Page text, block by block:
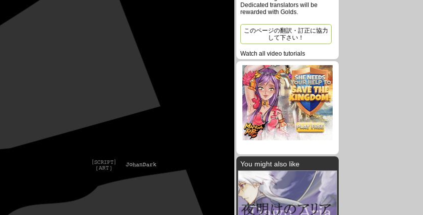
Dedicated translators will be
rewarded with Golds.
このページの翻訳・訂正に協力
して下さい！
Watch all video tutorials
You might also like